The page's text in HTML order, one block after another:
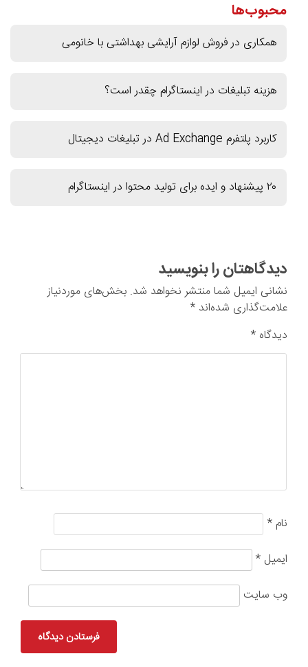
محبوب‌ها
همکاری در فروش لوازم آرایشی بهداشتی با خانومی
هزینه تبلیغات در اینستاگرام چقدر است؟
کاربرد پلتفرم Ad Exchange در تبلیغات دیجیتال
۲۰ پیشنهاد و ایده برای تولید محتوا در اینستاگرام
دیدگاهتان را بنویسید
نشانی ایمیل شما منتشر نخواهد شد. بخش‌های موردنیاز
علامت‌گذاری شده‌اند *
دیدگاه *
نام *
ایمیل *
وب‌ سایت